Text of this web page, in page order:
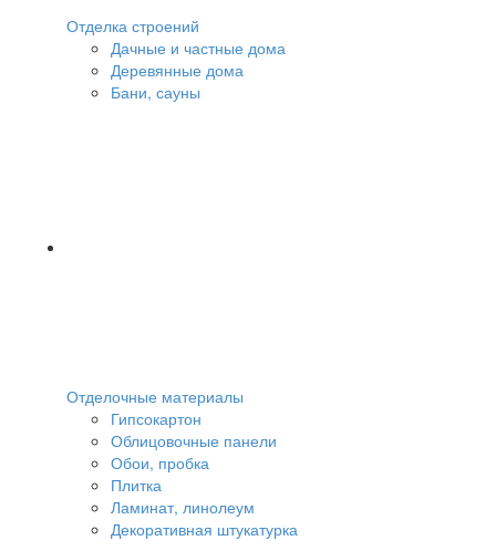
Отделка строений
Дачные и частные дома
Деревянные дома
Бани, сауны
Отделочные материалы
Гипсокартон
Облицовочные панели
Обои, пробка
Плитка
Ламинат, линолеум
Декоративная штукатурка